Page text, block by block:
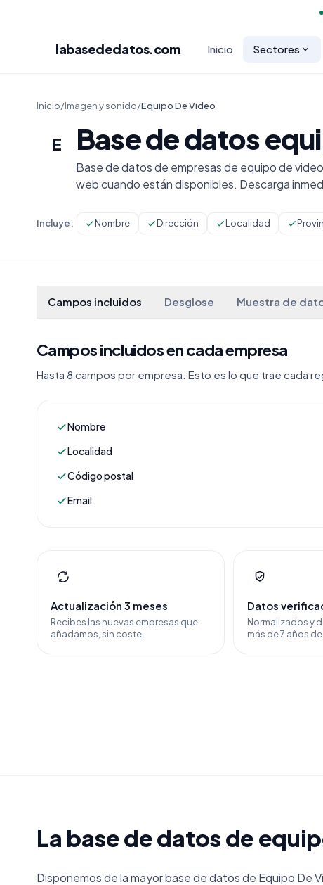
labasededatos.com Inicio Sectores
Inicio/Imagen y sonido/Equipo De Video
E Base de datos
Base de datos de empresas de equipo de
web cuando están disponibles. Descarga
Incluye: Nombre Dirección Localidad
Campos incluidos Desglose Muestra de
Campos incluidos en cada empresa
Hasta 8 campos por empresa. Esto es lo que trae cada
Nombre
Localidad
Código postal
Email
Actualización 3 meses
Recibes las nuevas empresas que
añadamos, sin coste.
Datos
Normalizados y
más de 7 años
La base de datos de
Disponemos de la mayor base de datos de Equipo De